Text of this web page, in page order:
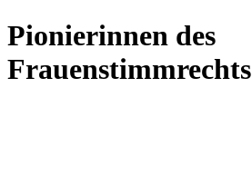
Pionierinnen des
Frauenstimmrechts